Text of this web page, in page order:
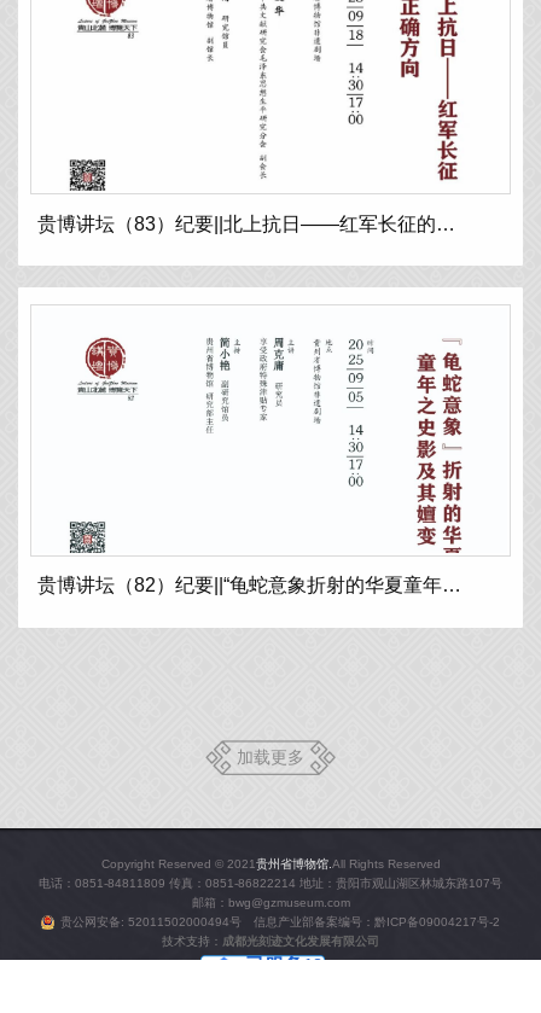
贵博讲坛（83）纪要||北上抗日——红军长征的正确方向
贵博讲坛（82）纪要||“龟蛇意象折射的华夏童年之史影及其嬗变”
加载更多
Copyright Reserved © 2021贵州省博物馆.All Rights Reserved
电话：0851-84811809 传真：0851-86822214 地址：贵阳市观山湖区林城东路107号
邮箱：bwg@gzmuseum.com
贵公网安备: 52011502000494号 信息产业部备案编号： 黔ICP备09004217号-2
技术支持： 成都光刻迹文化发展有限公司